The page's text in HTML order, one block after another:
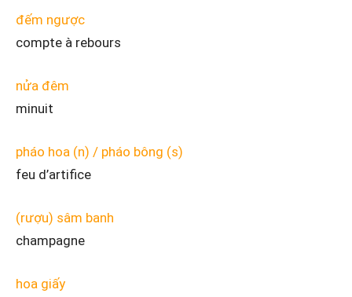
đếm ngược
compte à rebours
nửa đêm
minuit
pháo hoa (n) / pháo bông (s)
feu d’artifice
(rượu) sâm banh
champagne
hoa giấy